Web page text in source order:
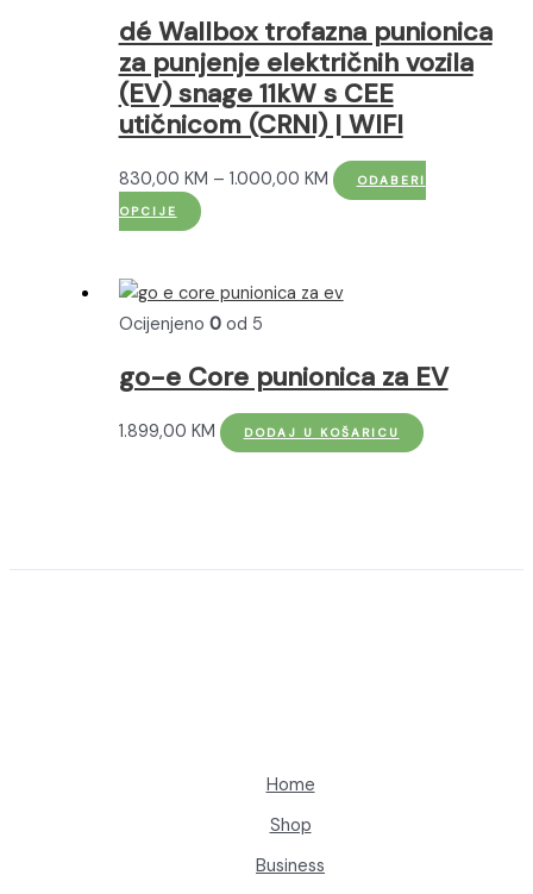
mogu
odabrati
na
stranici
proizvoda
dé Wallbox trofazna punionica
za punjenje električnih vozila
(EV) snage 11kW s CEE
utičnicom (CRNI) | WIFI
830,00 KM – 1.000,00 KMRaspon
do
ODABERI
OPCIJE
Ovaj
više
varijanti.
Opcije
se
mogu
odabrati
Ocijenjeno 0od 5
go-e Core punionica za EV
1.899,00 KM DODAJ U KOŠARICU
Home
Shop
Business